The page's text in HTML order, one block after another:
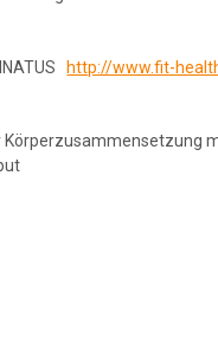
http://www.fit-
Körperzusammensetzung